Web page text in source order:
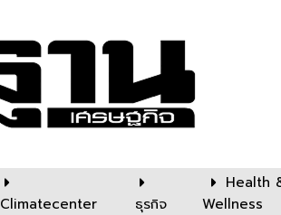
Climatecenter ธุรกิจ
Health
Wellness